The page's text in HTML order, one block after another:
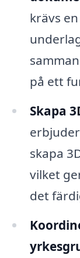
krävs
på ett
Skapa
skapa
vilket
det